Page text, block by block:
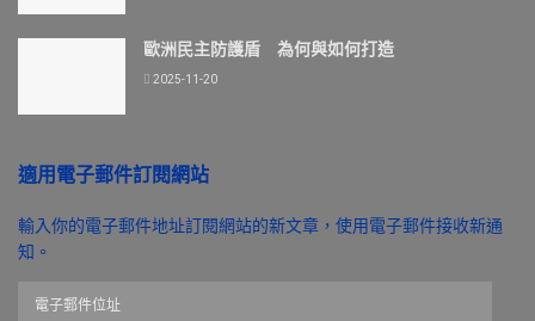
歐洲民主防護盾 為何與如何打造
2025-11-20
適用電子郵件訂閱網站
輸入你的電子郵件地址訂閱網站的新文章，使用電子郵件接收新通
知。